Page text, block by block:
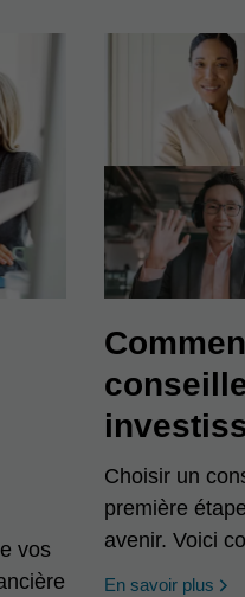
vos
Choisir un
première
avenir. Voici
En savoir plus